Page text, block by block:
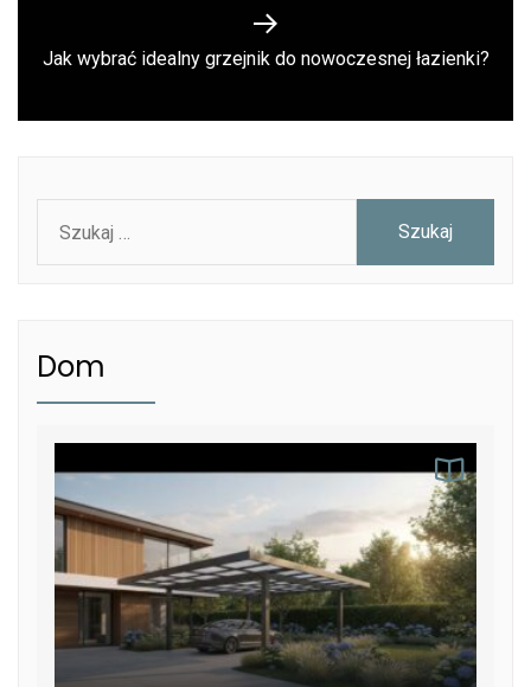
Next
Jak wybrać idealny grzejnik do nowoczesnej łazienki?
Dom